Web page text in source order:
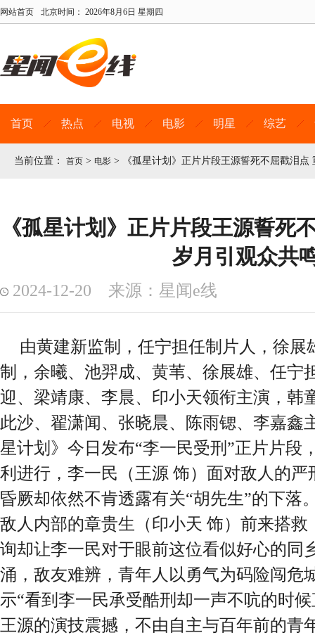
网站首页 北京时间： 2026年8月6日 星期四
首页 热点 电视 电影 明星 综艺
当前位置： 首页 > 电影 > 《孤星计划》正片片段王源誓死不屈戳泪
《孤星计划》正片片段王源誓死
岁月引观众共
2024-12-20 来源：星闻e线
由黄建新监制，任宁担任制片人，徐展
制，余曦、池羿成、黄苇、徐展雄、任宁
迎、梁靖康、李晨、印小天领衔主演，韩
此沙、翟潇闻、张晓晨、陈雨锶、李嘉鑫
星计划》今日发布“李一民受刑”正片片段
利进行，李一民（王源 饰）面对敌人的
昏厥却依然不肯透露有关“胡先生”的下落
敌人内部的章贵生（印小天 饰）前来搭救
询却让李一民对于眼前这位看似好心的
涌，敌友难辨，青年人以勇气为码险闯危
示“看到李一民承受酷刑却一声不吭的时
王源的演技震撼，不由自主与百年前的青